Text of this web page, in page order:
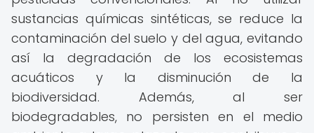
sustancias químicas sintéticas, se reduce la
contaminación del suelo y del agua, evitando
así la degradación de los ecosistemas
acuáticos y la disminución de la
biodiversidad. Además, al ser
biodegradables, no persisten en el medio